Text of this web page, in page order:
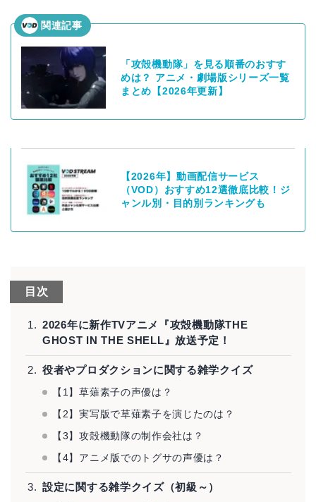
関連記事
「攻殻機動隊」を見る順番のおすす
めは？ アニメ・劇場版シリーズ一覧
まとめ【2026年更新】
【2026年】動画配信サービス
（VOD）おすすめ12選徹底比較！ジ
ャンル別・目的別ランキングも
目次
2026年に新作TVアニメ『攻殻機動隊THE
GHOST IN THE SHELL』放送予定！
役者やプロダクションに関する雑学クイズ
【1】草薙素子の声優は？
【2】実写版で草薙素子を演じたのは？
【3】攻殻機動隊の制作会社は？
【4】アニメ版でのトグサの声優は？
設定に関する雑学クイズ（初級～）